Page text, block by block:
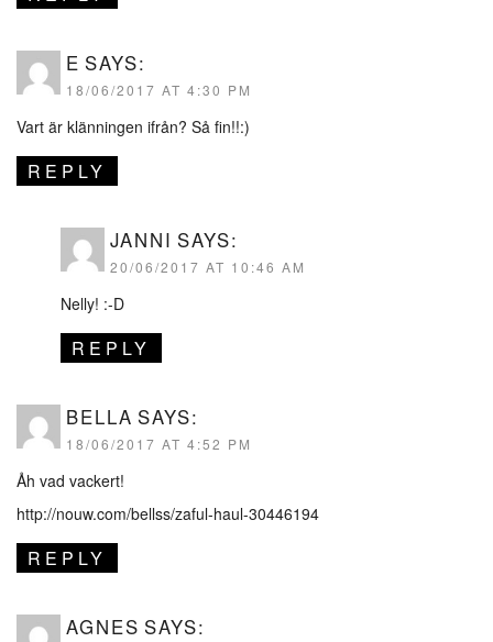
E SAYS:
18/06/2017 AT 4:30 PM
Vart är klänningen ifrån? Så fin!!:)
REPLY
JANNI SAYS:
20/06/2017 AT 10:46 AM
Nelly! :-D
REPLY
BELLA SAYS:
18/06/2017 AT 4:52 PM
Åh vad vackert!
http://nouw.com/bellss/zaful-haul-30446194
REPLY
AGNES SAYS: